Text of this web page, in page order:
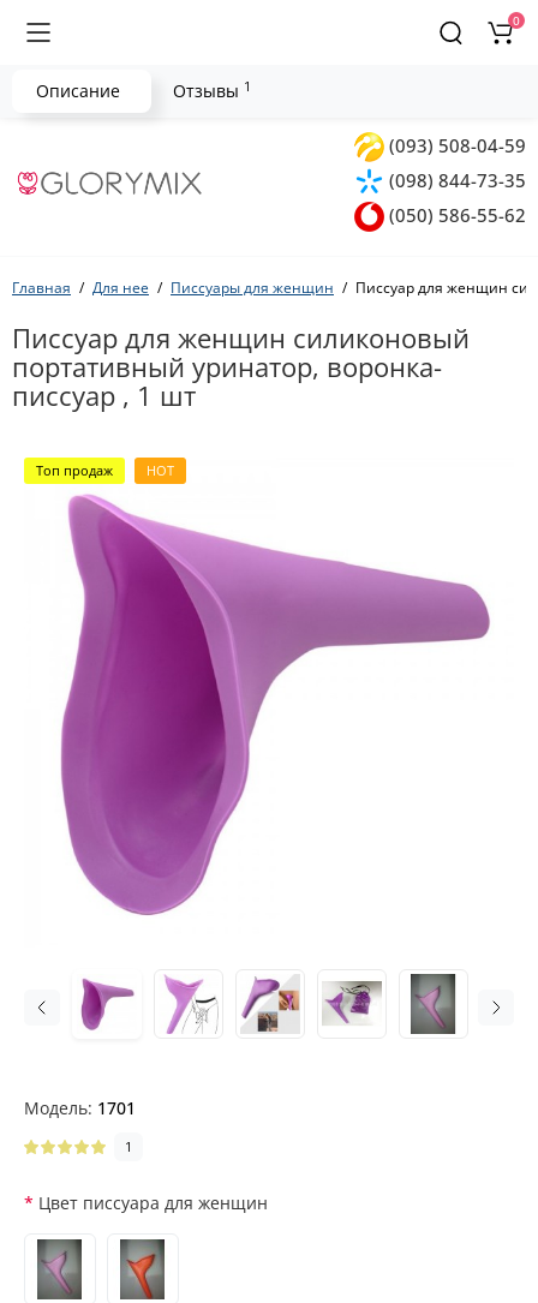
(093) 508-04-59
(098) 844-73-35
(050) 586-55-62
0
Главная Для нее Писсуары для женщин Писсуар для женщин
Писсуар для женщин силиконовый
портативный уринатор, воронка-
писсуар , 1 шт
Топ продаж HOT
Модель: 1701
1
Цвет писсуара для женщин
Описание Отзывы 1